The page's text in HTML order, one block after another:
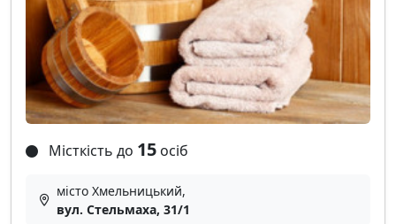
Місткість до 15 осіб
місто Хмельницький,
вул. Стельмаха, 31/1